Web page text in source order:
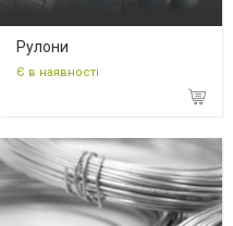
Рулони
Є в наявності